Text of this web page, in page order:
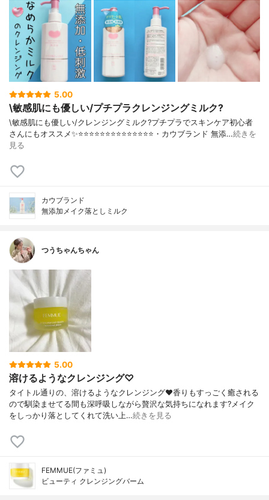
5.00
\敏感肌にも優しい/プチプラクレンジングミルク?
\敏感肌にも優しい/クレンジングミルク?プチプラでスキンケア初心者
さんにもオススメ✨⭐️⭐️⭐️⭐️⭐️⭐️⭐️⭐️⭐️⭐️⭐️⭐️⭐️⭐️・カウブランド 無添…続きを
見る
カウブランド
無添加メイク落としミルク
つうちゃんちゃん
5.00
溶けるようなクレンジング♡
タイトル通りの、溶けるようなクレンジング❤️香りもすっごく癒される
ので馴染ませてる間も深呼吸しながら贅沢な気持ちになれます?メイク
をしっかり落としてくれて洗い上…続きを見る
FEMMUE(ファミュ)
ビューティ クレンジングバーム